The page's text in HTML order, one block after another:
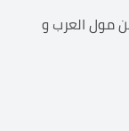
مول العرب و